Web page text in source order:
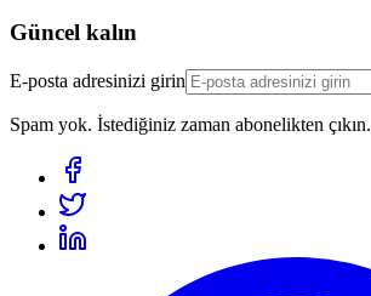
Güncel kalın
E-posta adresinizi girin
Spam yok. İstediğiniz zaman abonelikten çıkın.